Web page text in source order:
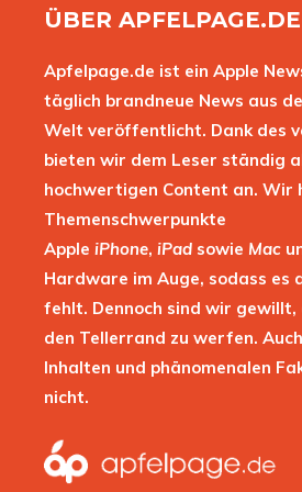
ÜBER APFELPAGE.DE
Apfelpage.de ist ein Apple
täglich brandneue News aus
Welt veröffentlicht. Dank des
bieten wir dem Leser ständig
hochwertigen Content an. Wir
Themenschwerpunkte
Apple iPhone, iPad sowie Mac
Hardware im Auge, sodass es
fehlt. Dennoch sind wir gewillt,
den Tellerrand zu werfen.
Inhalten und phänomenalen
nicht.